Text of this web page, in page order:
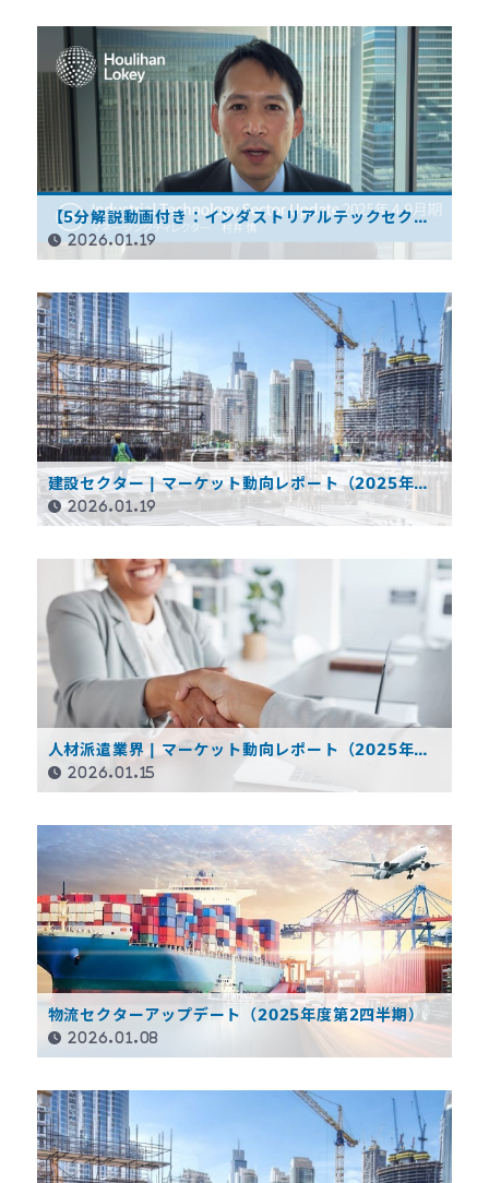
【5分解説動画付き：インダストリアルテックセク
ターアップデート（2025年4-9月期）～いよいよ潮目
が変わったか】
2026.01.19
建設セクター | マーケット動向レポート（2025年度
第2四半期）
2026.01.19
人材派遣業界 | マーケット動向レポート（2025年度
第2四半期）
2026.01.15
物流セクターアップデート（2025年度第2四半期）
2026.01.08